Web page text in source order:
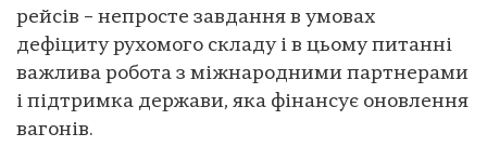
рейсів – непросте завдання в умовах
дефіциту рухомого складу і в цьому питанні
важлива робота з міжнародними партнерами
і підтримка держави, яка фінансує оновлення
вагонів.